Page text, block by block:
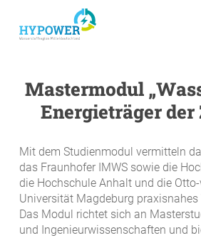
main
Mastermodul
Energieträger
Mit dem Studienmodul vermitteln
das Fraunhofer IMWS sowie die
die Hochschule Anhalt und die
Universität Magdeburg
Das Modul richtet sich an
und Ingenieurwissenschaften und